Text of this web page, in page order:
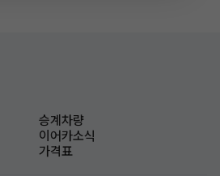
승계차량
이어카소식
가격표